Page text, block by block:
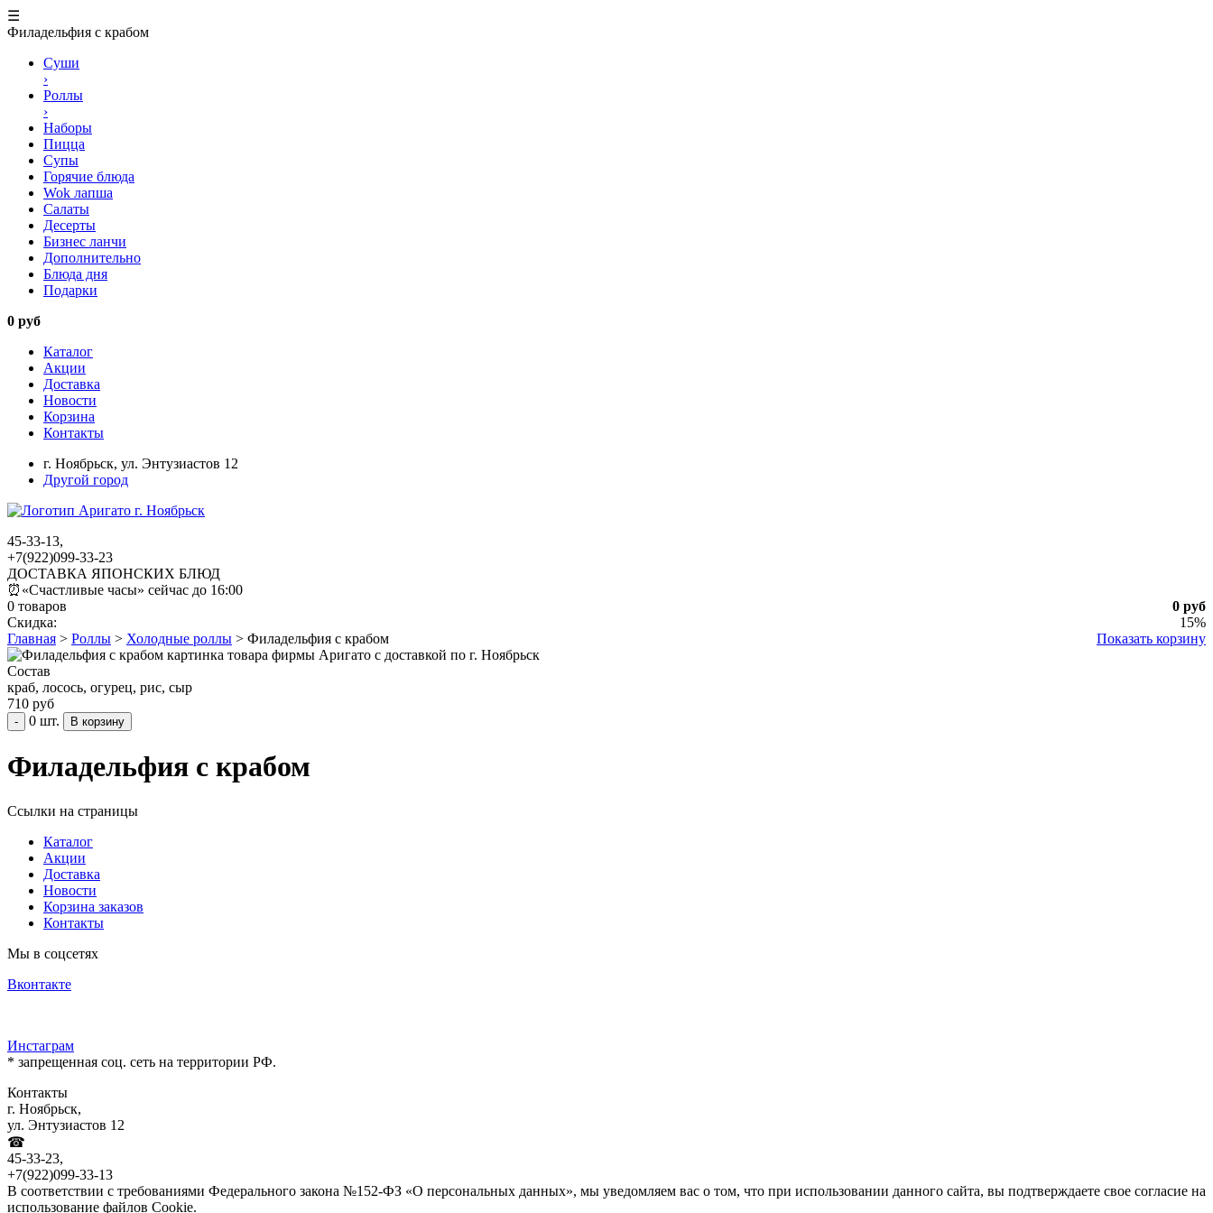
☰
Филадельфия с крабом
Суши
›
Роллы
›
Наборы
Пицца
Супы
Горячие блюда
Wok лапша
Салаты
Десерты
Бизнес ланчи
Дополнительно
Блюда дня
Подарки
0 руб
Каталог
Акции
Доставка
Новости
Корзина
Контакты
г. Ноябрьск, ул. Энтузиастов 12
Другой город
45-33-13,
+7(922)099-33-23
ДОСТАВКА ЯПОНСКИХ БЛЮД
⏰ «Счастливые часы» сейчас до 16:00
0 руб
0 товаров
Скидка:
15%
Показать корзину
Главная > Роллы > Холодные роллы > Филадельфия с крабом
Состав
краб, лосось, огурец, рис, сыр
710 руб
- 0 шт.
Филадельфия с крабом
Ссылки на страницы
Каталог
Акции
Доставка
Новости
Корзина заказов
Контакты
Мы в соцсетях
Вконтакте
Инстаграм
* запрещенная соц. сеть на территории РФ.
Контакты
г. Ноябрьск,
ул. Энтузиастов 12
☎
45-33-23,
+7(922)099-33-13
В соответствии с требованиями Федерального закона №152-ФЗ «О персональных данных», мы уведомляем вас о том, что при использовании данного сайта, вы подтверждаете свое согласие на
использование файлов Cookie.